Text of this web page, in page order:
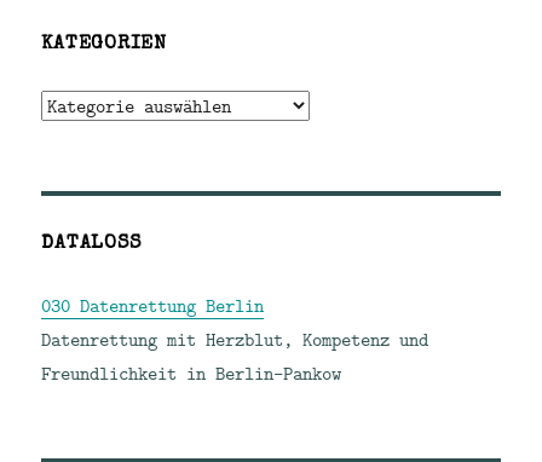
KATEGORIEN
Kategorien
DATALOSS
030 Datenrettung Berlin
Datenrettung mit Herzblut, Kompetenz und
Freundlichkeit in Berlin-Pankow